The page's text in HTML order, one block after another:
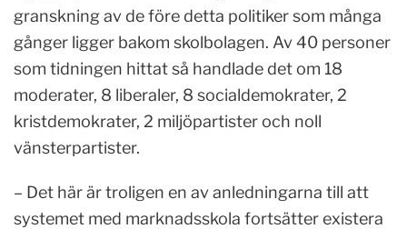
granskning av de före detta politiker som många
gånger ligger bakom skolbolagen. Av 40 personer
som tidningen hittat så handlade det om 18
moderater, 8 liberaler, 8 socialdemokrater, 2
kristdemokrater, 2 miljöpartister och noll
vänsterpartister.
– Det här är troligen en av anledningarna till att
systemet med marknadsskola fortsätter existera